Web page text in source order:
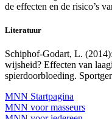
de effecten en de risico’s
Literatuur
Schiphof-Godart, L.
wijsheid? Effecten van
spierdoorbloeding.
MNN Startpagina
MNN voor masseurs